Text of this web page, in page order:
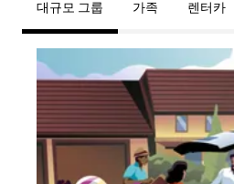
대규모 그룹 가족 렌터카